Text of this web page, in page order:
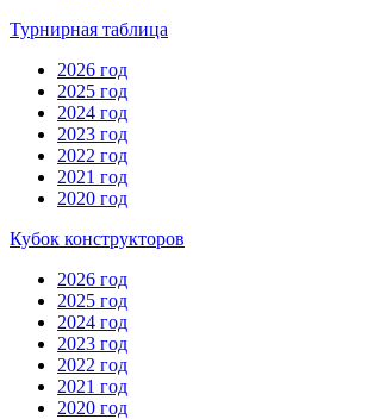
Турнирная таблица
2026 год
2025 год
2024 год
2023 год
2022 год
2021 год
2020 год
Кубок конструкторов
2026 год
2025 год
2024 год
2023 год
2022 год
2021 год
2020 год